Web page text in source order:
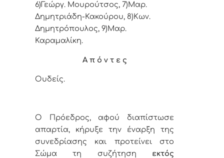
6)Γεώργ. Μουρούτσος, 7)Μαρ.
Δημητριάδη-Κακούρου, 8)Κων.
Δημητρόπουλος, 9)Μαρ.
Καραμαλίκη.
Α π ό ν τ ε ς
Ουδείς.
Ο Πρόεδρος, αφού διαπίστωσε
απαρτία, κήρυξε την έναρξη της
συνεδρίασης και προτείνει στο
Σώμα τη συζήτηση εκτός